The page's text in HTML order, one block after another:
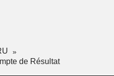
de Résultat